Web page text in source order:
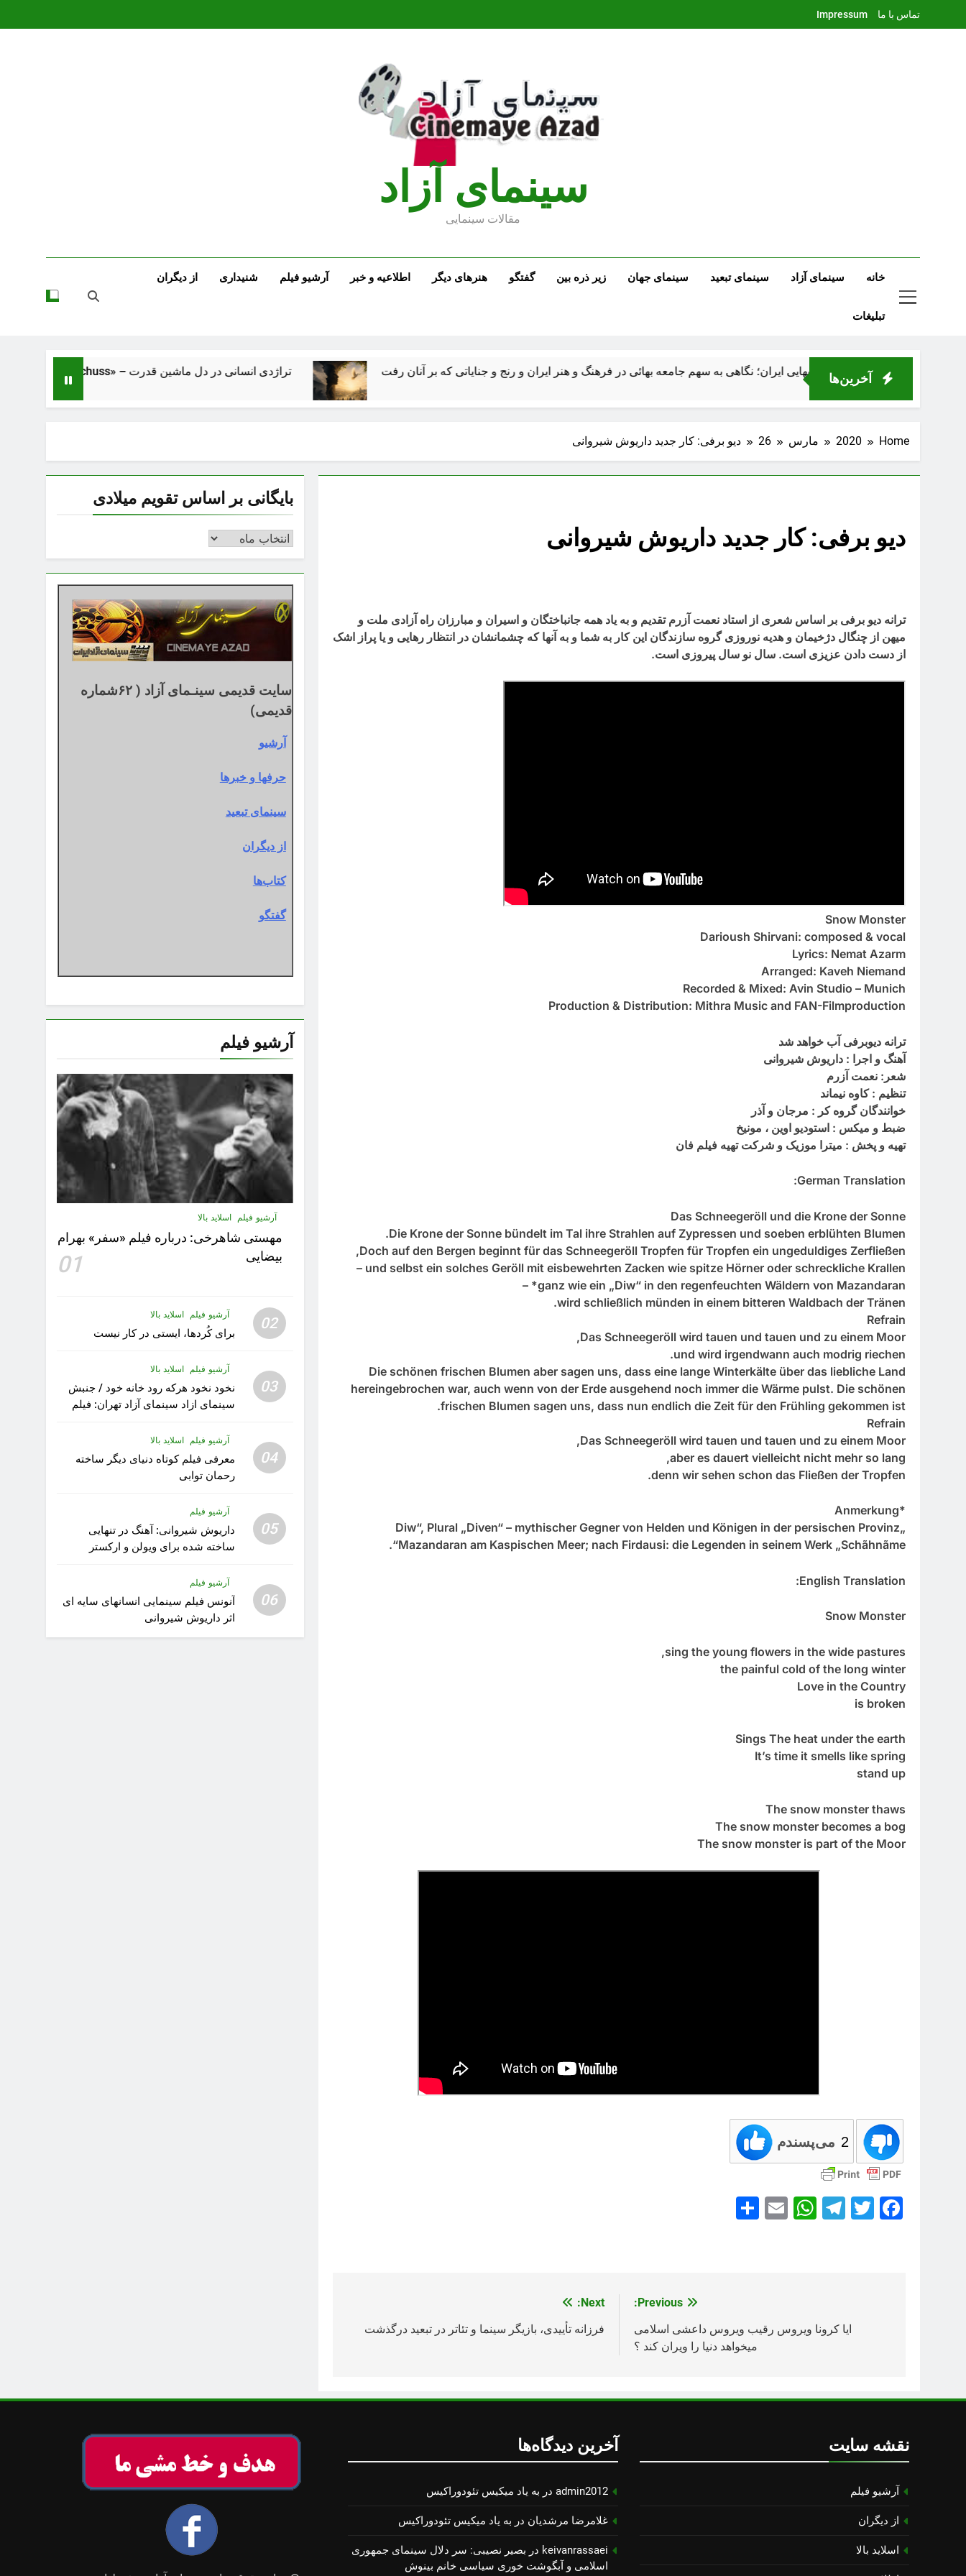
تماس با ما Impressum
سينماى آزاد
مقالات سينمايى
خانه سینمای آزاد سینمای تبعید سینمای جهان زیر ذره بین گفتگو هنرهای دیگر اطلاعیه و خبر آرشیو فیلم شنیداری از دیگران
تبلیغات
آخرین‌ها
هنرمندان بهايی ایران؛ نگاهی به سهم جامعه بهائی در فرهنگ و هنر ایران و رنج و جناياتى که بر آنان رفت نگاهی به فیلم “شلیک از فاصلهٔ نزدیک” «Nahschuss» – تراژدی انسانی در دل ماشین قدرت
Home
2020 مارس 26 دیو برفی: کار جدید داریوش شیروانی
دیو برفی: کار جدید داریوش شیروانی
ترانه دیو برفی بر اساس شعری از استاد نعمت آزرم تقدیم و به یاد همه جانباختگان و اسیران و مبارزان راه آزادی ملت و
میهن از چنگال دژخیمان و هدیه نوروزی گروه سازندگان این کار به شما و به آنها که چشمانشان در انتظار رهایی و یا پراز اشک
از دست دادن عزیزی است. سال نو سال پیروزی است.
Snow Monster
Darioush Shirvani: composed & vocal
Lyrics: Nemat Azarm
Arranged: Kaveh Niemand
Recorded & Mixed: Avin Studio – Munich
Production & Distribution: Mithra Music and FAN-Filmproduction
ترانه دیوبرفی آب خواهد شد
آهنگ و اجرا : داریوش شیروانی
شعر: نعمت آزرم
تنظیم : کاوه نیماند
خوانندگان گروه کر : مرجان و آذر
ضبط و میکس : استودیو اوین ، مونیخ
تهیه و پخش : میترا موزیک و شرکت تهیه فیلم فان
German Translation:
Das Schneegeröll und die Krone der Sonne
Die Krone der Sonne bündelt im Tal ihre Strahlen auf Zypressen und soeben erblühten Blumen.
Doch auf den Bergen beginnt für das Schneegeröll Tropfen für Tropfen ein ungeduldiges Zerfließen,
und selbst ein solches Geröll mit eisbewehrten Zacken wie spitze Hörner oder schreckliche Krallen –
ganz wie ein „Diw“ in den regenfeuchten Wäldern von Mazandaran* –
wird schließlich münden in einem bitteren Waldbach der Tränen.
Refrain
Das Schneegeröll wird tauen und tauen und zu einem Moor,
und wird irgendwann auch modrig riechen.
Die schönen frischen Blumen aber sagen uns, dass eine lange Winterkälte über das liebliche Land
hereingebrochen war, auch wenn von der Erde ausgehend noch immer die Wärme pulst. Die schönen
frischen Blumen sagen uns, dass nun endlich die Zeit für den Frühling gekommen ist.
Refrain
Das Schneegeröll wird tauen und tauen und zu einem Moor,
aber es dauert vielleicht nicht mehr so lang,
denn wir sehen schon das Fließen der Tropfen.
*Anmerkung
„Diw“, Plural „Diven“ – mythischer Gegner von Helden und Königen in der persischen Provinz
Mazandaran am Kaspischen Meer; nach Firdausi: die Legenden in seinem Werk „Schãhnãme“.
English Translation:
Snow Monster
sing the young flowers in the wide pastures,
the painful cold of the long winter
Love in the Country
is broken
Sings The heat under the earth
It’s time it smells like spring
stand up
The snow monster thaws
The snow monster becomes a bog
The snow monster is part of the Moor
می‌پسندم 2
Facebook
Twitter
Telegram
WhatsApp
Email
نوشته
Previous:
ایا کرونا ویروس رقیب ویروس داعشی اسلامی
میخواهد دنیا را ویران کند ؟
Next:
فرزانه تأییدی، بازیگر سینما و تئاتر در تبعید درگذشت
بایگانی بر اساس تقویم میلادی
بایگانی
اساس
تقویم
میلادی
سایت قدیمی سینـمای آزاد ( ۶۲شماره
قدیمی)
آرشیو
حرفها و خبرها
سینمای تبعید
از دیگران
کتاب‌ها
گفتگو
آرشیو فیلم
آرشیو فیلم اسلاید بالا
مهستى شاهرخى:‌ درباره فيلم «سفر» بهرام
بیضایی
01
02 آرشیو فیلم اسلاید بالا
برای کُردها، ایستی در کار نیست
03
آرشیو فیلم اسلاید بالا
نخود نخود هرکه رود خانه خود / جنبش
سینمای ازاد سینمای آزاد تهران: فیلم
04
آرشیو فیلم اسلاید بالا
معرفی فیلم کوتاه دنیای دیگر ساخته
رحمان توابی
05
آرشیو فیلم
داریوش شیروانی: آهنگ در تنهایی
ساخته شده برای ویولن و ارکستر
06
آرشیو فیلم
آنونس فیلم سینمایی انسانهای سایه ای
اثر داریوش شیروانی
نقشه سایت
آرشیو فیلم
از دیگران
اسلاید بالا
آخرین دیدگاه‌ها
admin2012 در به یاد میكیس تئودوراكیس
غلامرضا مرشدیان در به یاد میكیس تئودوراكیس
keivanrassaei در بصیر نصیبی: سر دلال سینمای جمهوری
اسلامی و آبگوشت خوری سیاسی خانم بینوش